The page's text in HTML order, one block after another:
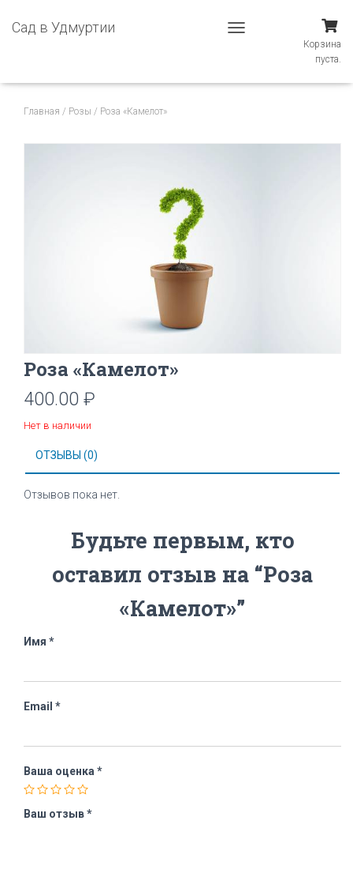
Сад в Удмуртии
Е
Ч
Корзина
пуста.
Главная / Розы / Роза «Камелот»
Роза «Камелот»
400.00 ₽
Нет в наличии
ОТЗЫВЫ (0)
Отзывов пока нет.
Будьте первым, кто
оставил отзыв на “Роза
«Камелот»”
Имя *
Email *
Ваша оценка*
Ваш отзыв*